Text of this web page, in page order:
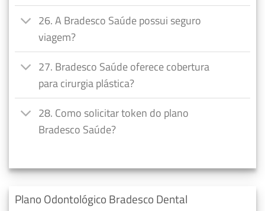
26. A Bradesco Saúde possui seguro
viagem?
27. Bradesco Saúde oferece cobertura
para cirurgia plástica?
28. Como solicitar token do plano
Bradesco Saúde?
Plano Odontológico Bradesco Dental